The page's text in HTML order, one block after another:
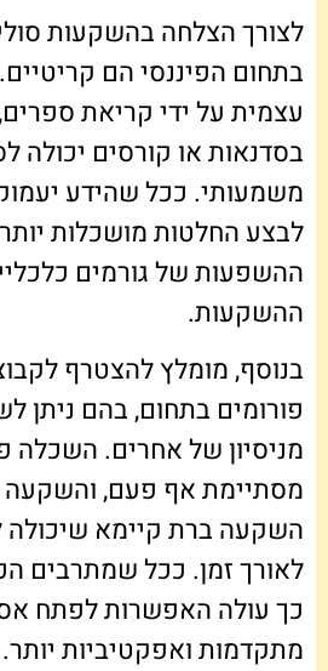
לצורך הצלחה בהשקעות
בתחום הפיננסי הם
עצמית על ידי קריאת
בסדנאות או קורסים יכולה
משמעותי. ככל שהידע יעמוק
לבצע החלטות מושכלות
ההשפעות של גורמים
ההשקעות.
בנוסף, מומלץ להצטרף
פורומים בתחום, בהם ניתן
מניסיון של אחרים. השכלה
מסתיימת אף פעם, והשקעה
השקעה ברת קיימא שיכולה
לאורך זמן. ככל שמתרבים
כך עולה האפשרות לפתח
מתקדמות ואפקטיביות יותר.